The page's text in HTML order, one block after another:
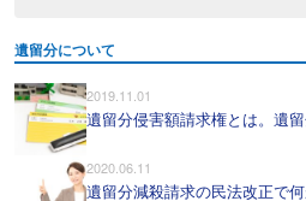
遺留分について
2019.11.01
遺留分侵害額請求権とは。遺
2020.06.11
遺留分減殺請求の民法改正で